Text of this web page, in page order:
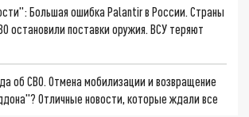
Большая ошибка Palantir в России. Страны
остановили поставки оружия. ВСУ теряют
об СВО. Отмена мобилизации и возвращение
Отличные новости, которые ждали все